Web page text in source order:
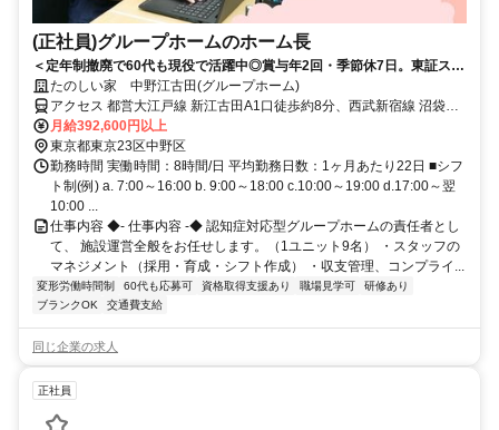
(正社員)グループホームのホーム長
＜定年制撤廃で60代も現役で活躍中◎賞与年2回・季節休7日。東証スタ
ンダード上場◎＞経験を評価！施設ごとに色を出せる、裁量あるグルー
プホーム
たのしい家 中野江古田(グループホーム)
アクセス 都営大江戸線 新江古田A1口徒歩約8分、西武新宿線 沼袋北
口徒歩約15分、西武池袋線 江古田南口徒歩約17分 地下鉄大江戸線
「新江古田」駅から徒歩約8分
月給392,600円以上
東京都東京23区中野区
勤務時間 実働時間：8時間/日 平均勤務日数：1ヶ月あたり22日 ■シフ
ト制(例) a. 7:00～16:00 b. 9:00～18:00 c.10:00～19:00 d.17:00～翌
10:00 ...
仕事内容 ◆- 仕事内容 -◆ 認知症対応型グループホームの責任者とし
て、 施設運営全般をお任せします。（1ユニット9名） ・スタッフの
マネジメント（採用・育成・シフト作成） ・収支管理、コンプライ...
変形労働時間制 60代も応募可 資格取得支援あり 職場見学可
研修あり
ブランクOK
交通費支給
同じ企業の求人
正社員